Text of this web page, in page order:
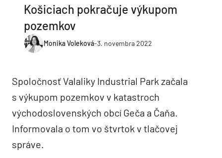
Košiciach pokračuje výkupom
pozemkov
Monika Voleková-3. novembra 2022
Spoločnosť Valaliky Industrial Park začala
s výkupom pozemkov v katastroch
východoslovenských obcí Geča a Čaňa.
Informovala o tom vo štvrtok v tlačovej
správe.